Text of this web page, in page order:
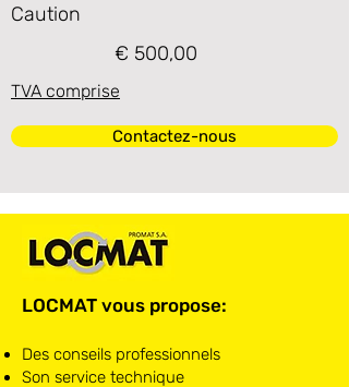
Caution
€ 500,00
TVA comprise
Contactez-nous
LOCMAT vous propose:
Des conseils professionnels
Son service technique